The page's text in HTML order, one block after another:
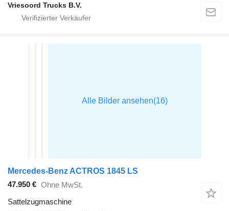
Vriesoord Trucks B.V.
Mercedes-Benz ACTROS 1845 LS
47.950 € Ohne MwSt.
Sattelzugmaschine